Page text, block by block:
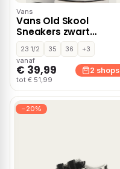
Vans
Vans Old Skool
Sneakers zwart
Canvas
23 1/2 35 36
+3
vanaf
€ 39,99
tot € 51,99
2 shops
−20%